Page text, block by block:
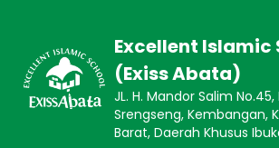
Excellent Islamic
(Exiss Abata)
JL. H. Mandor Salim No.45,
Srengseng, Kembangan,
Barat, Daerah Khusus